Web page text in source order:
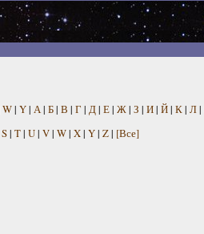
W| Y| А | Б| В | Г | Д| Е| Ж| З | И| Й| К| Л|
S| T| U| V| W| X| Y| Z| [Все]